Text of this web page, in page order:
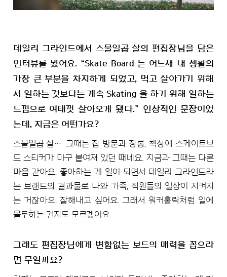
데일리 그라인드에서 스물일곱 살의 편집장님을 담은
인터뷰를 봤어요. “Skate Board 는 어느새 내 생활의
가장 큰 부분을 차지하게 되었고, 먹고 살아가기 위해
서 일하는 것보다는 계속 Skating 을 하기 위해 일하는
느낌으로 여태껏 살아오게 됐다.” 인상적인 문장이었
는데, 지금은 어떤가요?
스물일곱 살…. 그때는 집 방문과 장롱, 책상에 스케이트보
드 스티커가 마구 붙여져 있던 때네요. 지금과 그때는 다른
마음 같아요. 좋아하는 게 일이 되면서 데일리 그라인드라
는 브랜드의 결과물로 나와 가족, 직원들의 일상이 지켜지
는 거잖아요. 잘해내고 싶어요. 그래서 워커홀릭처럼 일에
몰두하는 건지도 모르겠어요.
그래도 편집장님에게 변함없는 보드의 매력을 꼽으라
면 무얼까요?